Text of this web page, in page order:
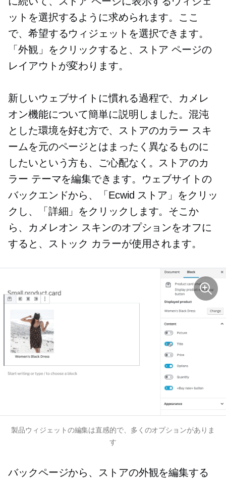
ットを選択するように求められます。ここ
で、希望するウィジェットを選択できます。
「外観」をクリックすると、ストア ページの
レイアウトが変わります。
新しいウェブサイトに慣れる過程で、カメレ
オン機能について簡単に説明しました。混沌
とした環境を好む方で、ストアのカラー スキ
ームを元のページとはまったく異なるものに
したいという方も、ご心配なく。ストアのカ
ラー テーマを編集できます。ウェブサイトの
バックエンドから、「Ecwid ストア」をクリッ
クし、「詳細」をクリックします。そこか
ら、カメレオン スキンのオプションをオフに
すると、ストック カラーが使用されます。
製品ウィジェットの編集は直感的で、多くのオプションがありま
す
バックページから、ストアの外観を編集する